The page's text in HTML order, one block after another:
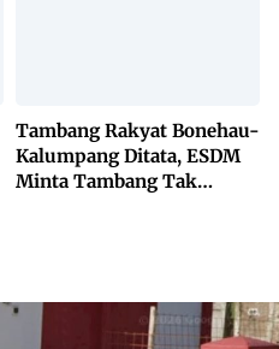
Tambang Rakyat Bonehau-
Kalumpang Ditata, ESDM
Minta Tambang Tak